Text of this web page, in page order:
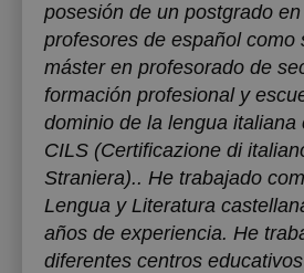
posesión de un postgrado
profesores de español como
máster en profesorado de
formación profesional y
dominio de la lengua italiana
CILS (Certificazione di
Straniera).. He trabajado
Lengua y Literatura
años de experiencia. He
diferentes centros